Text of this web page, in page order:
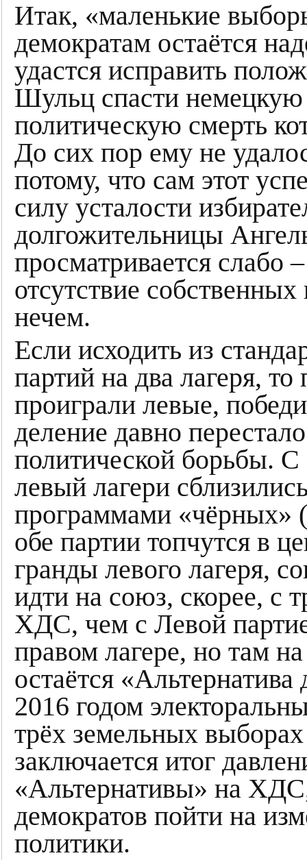
Итак, «маленькие
демократам остаётся
удастся исправить
Шульц спасти
политическую смерть
До сих пор ему не
потому, что сам этот
силу усталости
долгожительницы
просматривается слабо
отсутствие
нечем.
Если исходить из
партий на два лагеря,
проиграли левые,
деление давно
политической борьбы.
левый лагери
программами
обе партии топчутся в
гранды левого лагеря,
идти на союз, скорее, с
ХДС, чем с Левой
правом лагере, но там
остаётся
2016 годом
трёх земельных
заключается итог
«Альтернативы» на
демократов пойти на
политики.